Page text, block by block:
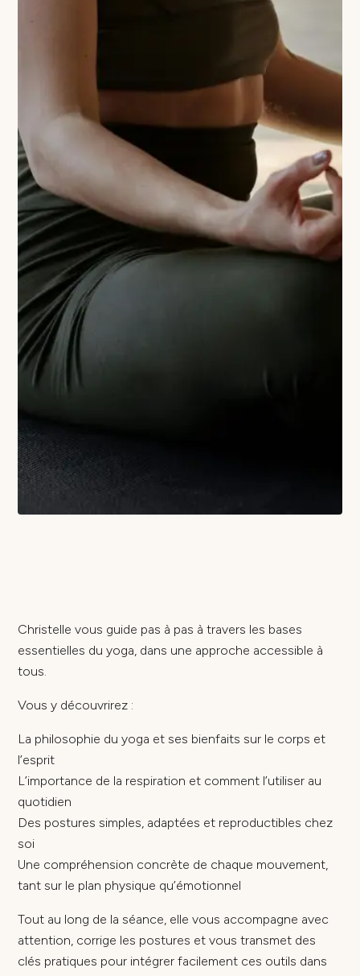
Christelle vous guide pas à pas à travers les bases
essentielles du yoga, dans une approche accessible à
tous.
Vous y découvrirez :
La philosophie du yoga et ses bienfaits sur le corps et
l’esprit
L’importance de la respiration et comment l’utiliser au
quotidien
Des postures simples, adaptées et reproductibles chez
soi
Une compréhension concrète de chaque mouvement,
tant sur le plan physique qu’émotionnel
Tout au long de la séance, elle vous accompagne avec
attention, corrige les postures et vous transmet des
clés pratiques pour intégrer facilement ces outils dans